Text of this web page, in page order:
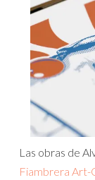
Las obras de
Fiambrera Art-